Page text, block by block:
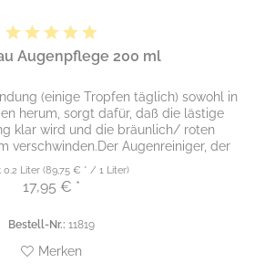
Augenpflege 200 ml
(einige Tropfen täglich) sowohl in
herum, sorgt dafür, daß die lästige
klar wird und die bräunlich/ roten
verschwinden.Der Augenreiniger, der
nicht...
0.2 Liter (89,75 € * / 1 Liter)
17,95 € *
Bestell-Nr.: 11819
Merken